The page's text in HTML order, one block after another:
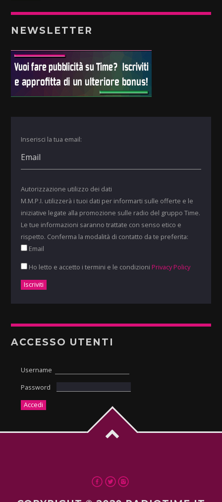
NEWSLETTER
Inserisci la tua email:
Autorizzazione utilizzo dei dati
M.M.P.I. utilizzerà i tuoi dati per informarti sulle offerte e le
iniziative legate alla promozione sulle radio del gruppo Time.
Le tue informazioni saranno trattate con senso etico e
rispetto. Conferma la modalità di contatto da te preferita:
Email
Ho letto e accetto i termini e le condizioni Privacy Policy
ACCESSO UTENTI
Username
Password